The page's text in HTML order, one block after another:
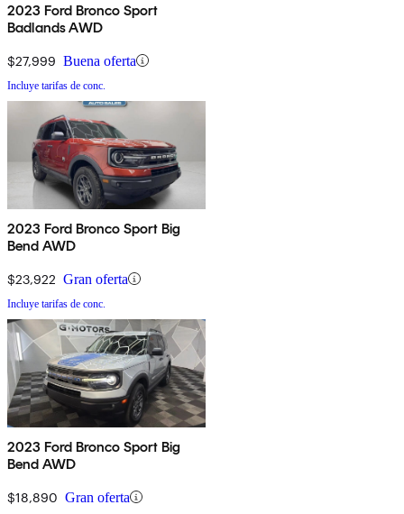
2023 Ford Bronco Sport
Badlands AWD
$27,999 Buena oferta
Incluye tarifas de conc.
2023 Ford Bronco Sport Big
Bend AWD
$23,922 Gran oferta
Incluye tarifas de conc.
2023 Ford Bronco Sport Big
Bend AWD
$18,890 Gran oferta